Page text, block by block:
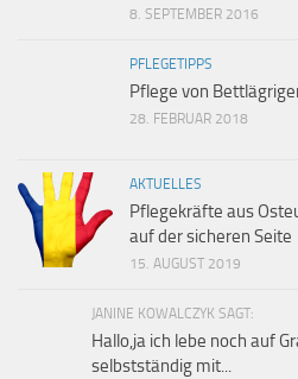
8. SEPTEMBER 2016
PFLEGETIPPS
Pflege von
28. FEBRUAR 2018
AKTUELLES
Pflegekräfte aus
auf der sicheren Seite
15. AUGUST 2019
JANINE KOWALCZYK SAGT:
Hallo,ja ich lebe noch auf
selbstständig mit...